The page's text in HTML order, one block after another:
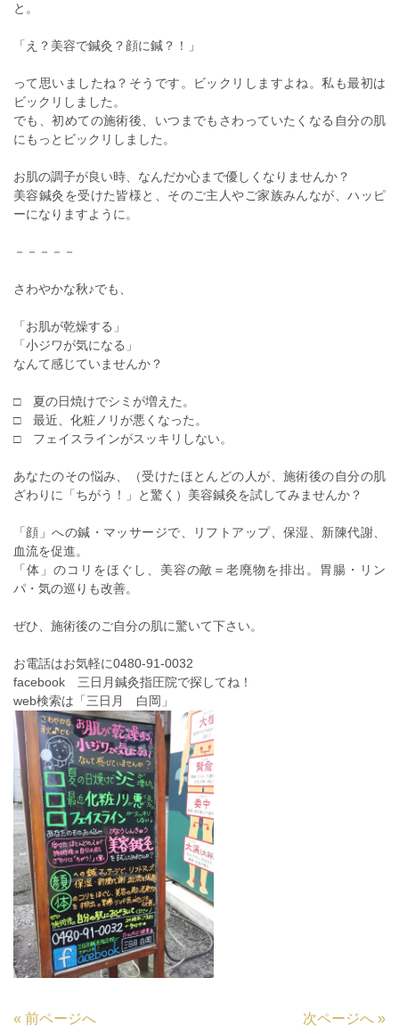
と。
「え？美容で鍼灸？顔に鍼？！」
って思いましたね？そうです。ビックリしますよね。私も最初は
ビックリしました。
でも、初めての施術後、いつまでもさわっていたくなる自分の肌
にもっとビックリしました。
お肌の調子が良い時、なんだか心まで優しくなりませんか？
美容鍼灸を受けた皆様と、そのご主人やご家族みんなが、ハッピ
ーになりますように。
－－－－－
さわやかな秋♪でも、
「お肌が乾燥する」
「小ジワが気になる」
なんて感じていませんか？
□ 夏の日焼けでシミが増えた。
□ 最近、化粧ノリが悪くなった。
□ フェイスラインがスッキリしない。
あなたのその悩み、（受けたほとんどの人が、施術後の自分の肌
ざわりに「ちがう！」と驚く）美容鍼灸を試してみませんか？
「顔」への鍼・マッサージで、リフトアップ、保湿、新陳代謝、
血流を促進。
「体」のコリをほぐし、美容の敵＝老廃物を排出。胃腸・リン
パ・気の巡りも改善。
ぜひ、施術後のご自分の肌に驚いて下さい。
お電話はお気軽に0480-91-0032
facebook 三日月鍼灸指圧院で探してね！
web検索は「三日月 白岡」
« 前ページへ 次ページへ »